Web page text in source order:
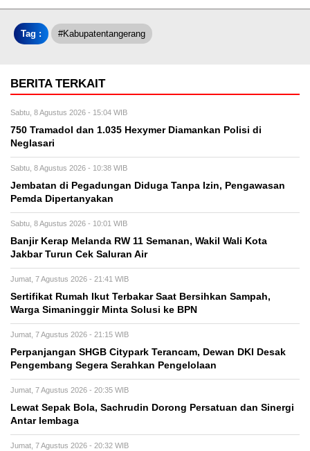
Tag : #kabupatentangerang
BERITA TERKAIT
Sabtu, 8 Agustus 2026 - 15:04 WIB
750 Tramadol dan 1.035 Hexymer Diamankan Polisi di
Neglasari
Sabtu, 8 Agustus 2026 - 10:38 WIB
Jembatan di Pegadungan Diduga Tanpa Izin, Pengawasan
Pemda Dipertanyakan
Sabtu, 8 Agustus 2026 - 10:01 WIB
Banjir Kerap Melanda RW 11 Semanan, Wakil Wali Kota
Jakbar Turun Cek Saluran Air
Jumat, 7 Agustus 2026 - 21:41 WIB
Sertifikat Rumah Ikut Terbakar Saat Bersihkan Sampah,
Warga Simaninggir Minta Solusi ke BPN
Jumat, 7 Agustus 2026 - 21:15 WIB
Perpanjangan SHGB Citypark Terancam, Dewan DKI Desak
Pengembang Segera Serahkan Pengelolaan
Jumat, 7 Agustus 2026 - 20:35 WIB
Lewat Sepak Bola, Sachrudin Dorong Persatuan dan Sinergi
Antar lembaga
Jumat, 7 Agustus 2026 - 20:32 WIB